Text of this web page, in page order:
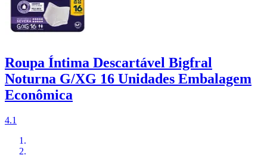
Roupa Íntima Descartável Bigfral
Noturna G/XG 16 Unidades Embalagem
Econômica
4.1